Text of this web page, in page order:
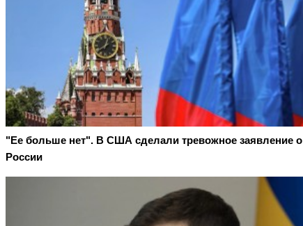
"Ее больше нет". В США сделали тревожное заявление о
России